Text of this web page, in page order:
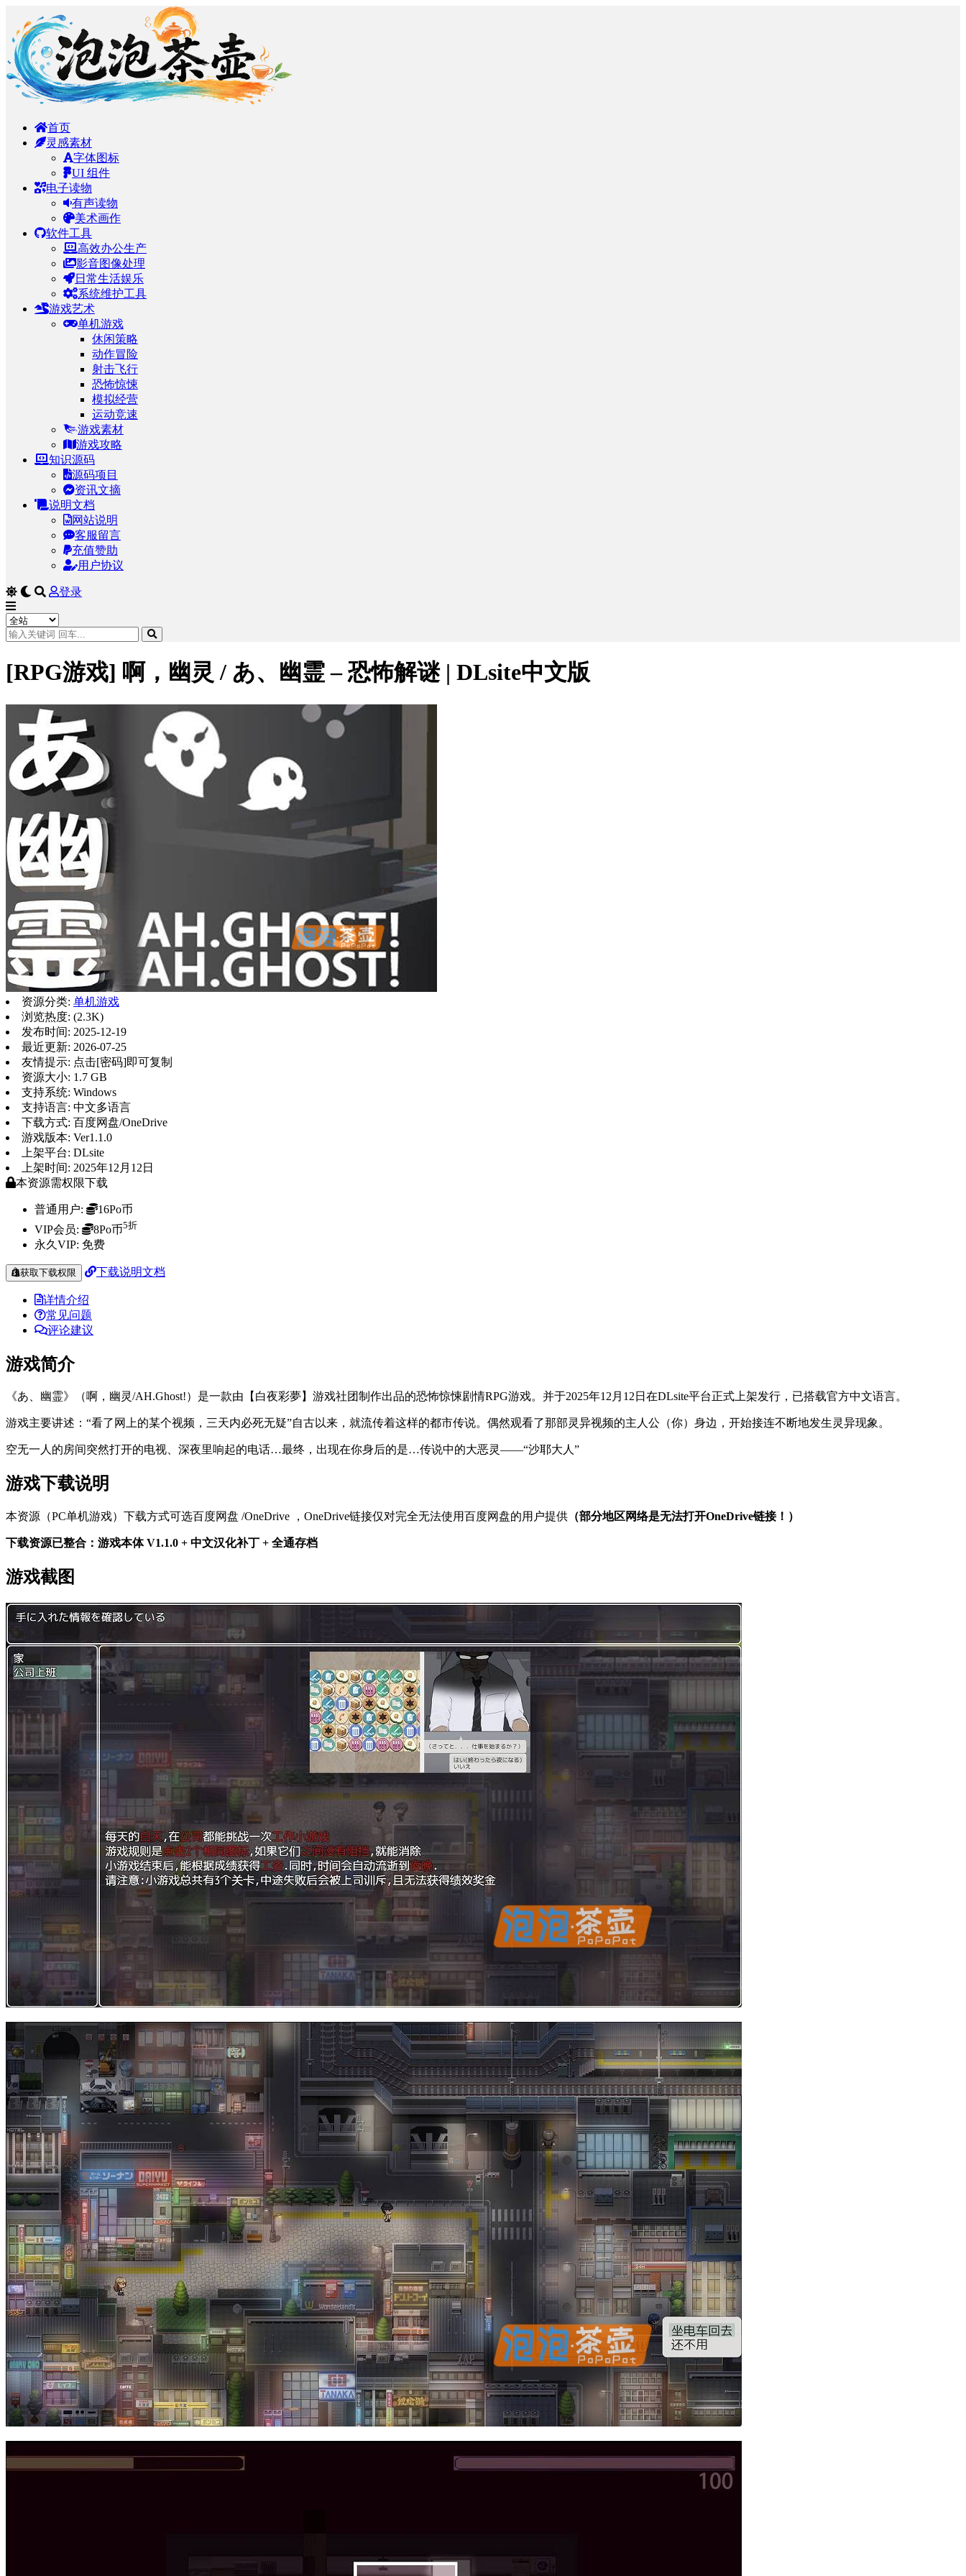
首页
灵感素材
字体图标
UI 组件
电子读物
有声读物
美术画作
软件工具
高效办公生产
影音图像处理
日常生活娱乐
系统维护工具
游戏艺术
单机游戏
休闲策略
动作冒险
射击飞行
恐怖惊悚
模拟经营
运动竞速
游戏素材
游戏攻略
知识源码
源码项目
资讯文摘
说明文档
网站说明
客服留言
充值赞助
用户协议
登录
[RPG游戏] 啊，幽灵 / あ、幽霊 – 恐怖解谜 | DLsite中文版
资源分类: 单机游戏
浏览热度: (2.3K)
发布时间: 2025-12-19
最近更新: 2026-07-25
友情提示: 点击[密码]即可复制
资源大小: 1.7 GB
支持系统: Windows
支持语言: 中文多语言
下载方式: 百度网盘/OneDrive
游戏版本: Ver1.1.0
上架平台: DLsite
上架时间: 2025年12月12日
本资源需权限下载
普通用户:
16Po币
VIP会员:
8Po币5折
永久VIP: 免费
获取下载权限 下载说明文档
详情介绍
常见问题
评论建议
游戏简介
《あ、幽霊》（啊，幽灵/AH.Ghost!）是一款由【白夜彩夢】游戏社团制作出品的恐怖惊悚剧情RPG游戏。并于2025年12月12日在DLsite平台正式上架发行，已搭载官方中文语言。
游戏主要讲述：“看了网上的某个视频，三天内必死无疑”自古以来，就流传着这样的都市传说。偶然观看了那部灵异视频的主人公（你）身边，开始接连不断地发生灵异现象。
空无一人的房间突然打开的电视、深夜里响起的电话…最终，出现在你身后的是…传说中的大恶灵——“沙耶大人”
游戏下载说明
本资源（PC单机游戏）下载方式可选百度网盘 /OneDrive ，OneDrive链接仅对完全无法使用百度网盘的用户提供 （部分地区网络是无法打开OneDrive链接！）
下载资源已整合：游戏本体 V1.1.0 + 中文汉化补丁 + 全通存档
游戏截图